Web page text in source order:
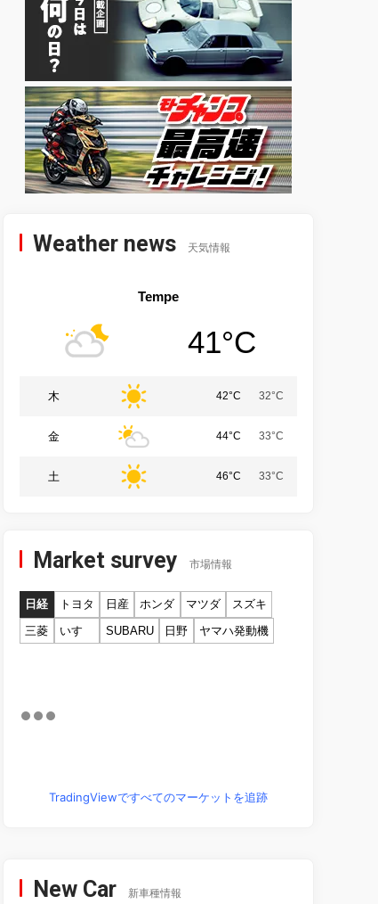
Weather news 天気情報
Tempe
41°C
木 42°C 32°C
金 44°C 33°C
土 46°C 33°C
Market survey 市場情報
日経 トヨタ 日産 ホンダ マツダ
スズキ
三菱
いすゞ SUBARU 日野 ヤマハ発動機
TradingViewですべてのマーケットを追跡
New Car 新車種情報